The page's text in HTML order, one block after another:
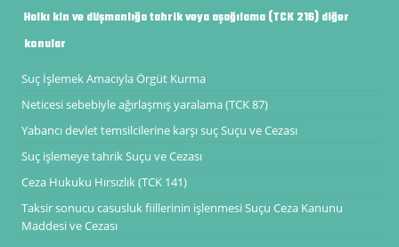
Halkı kin ve düşmanlığa tahrik veya aşağılama (TCK 216) diğer
konular
Suç İşlemek Amacıyla Örgüt Kurma
Neticesi sebebiyle ağırlaşmış yaralama (TCK 87)
Yabancı devlet temsilcilerine karşı suç Suçu ve Cezası
Suç işlemeye tahrik Suçu ve Cezası
Ceza Hukuku Hırsızlık (TCK 141)
Taksir sonucu casusluk fiillerinin işlenmesi Suçu Ceza Kanunu
Maddesi ve Cezası